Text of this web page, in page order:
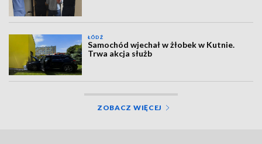
ŁÓDŹ
Samochód wjechał w żłobek w Kutnie.
Trwa akcja służb
ZOBACZ WIĘCEJ